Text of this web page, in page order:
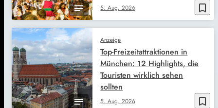
bookmark_border
5. Aug. 2026
bookmark_border
Anzeige
5. Aug. 2026
Top-Freizeitattraktionen in
München: 12 Highlights, die
Touristen wirklich sehen
sollten